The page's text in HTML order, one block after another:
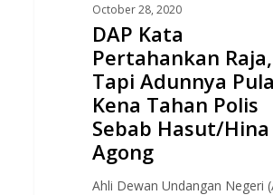
Hasut/Hina
October 28, 2020
DAP Kata
Pertahankan Raja,
Tapi Adunnya Pula
Kena Tahan Polis
Sebab Hasut/Hina
Agong
Ahli Dewan Undangan Negeri